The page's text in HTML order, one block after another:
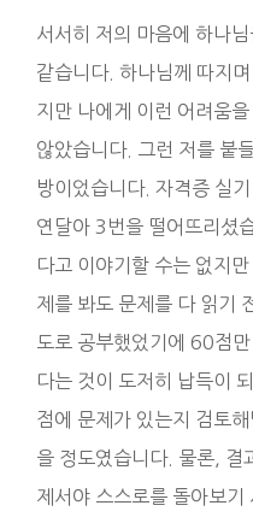
서서히 저의 마음에 하나
같습니다. 하나님께 따지
지만 나에게 이런 어려움
않았습니다. 그런 저를 붙
방이었습니다. 자격증 실
연달아 3번을 떨어뜨리셨
다고 이야기할 수는 없지
제를 봐도 문제를 다 읽기
도로 공부했었기에 60점
다는 것이 도저히 납득이
점에 문제가 있는지 검토
을 정도였습니다. 물론, 결
제서야 스스로를 돌아보